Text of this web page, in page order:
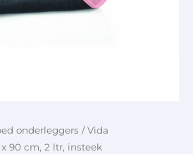
onderleggers / Vida
90 cm, 2 ltr, insteek